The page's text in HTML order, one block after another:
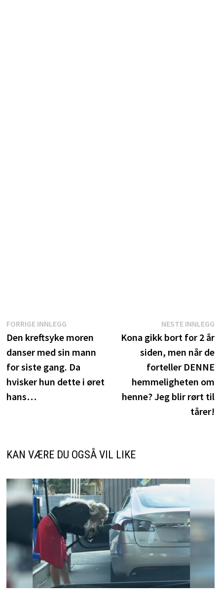
Innleggsnavigasjon
FORRIGE INNLEGGForrige
innlegg:
Den kreftsyke moren
danser med sin mann
for siste gang. Da
hvisker hun dette i øret
hans…
NESTE INNLEGG
Kona gikk bort for 2 år
siden, men når de
forteller DENNE
hemmeligheten om
henne? Jeg blir rørt til
tårer!
KAN VÆRE DU OGSÅ VIL LIKE